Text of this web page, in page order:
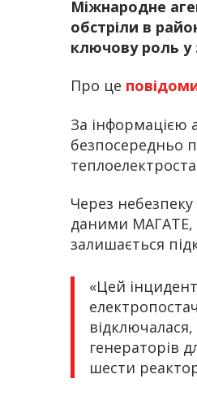
Міжнародне
обстріли в
ключову роль у
Про це
За інформацією
безпосередньо
Через
даними МАГАТЕ,
залишається
«Цей
генераторів
шести